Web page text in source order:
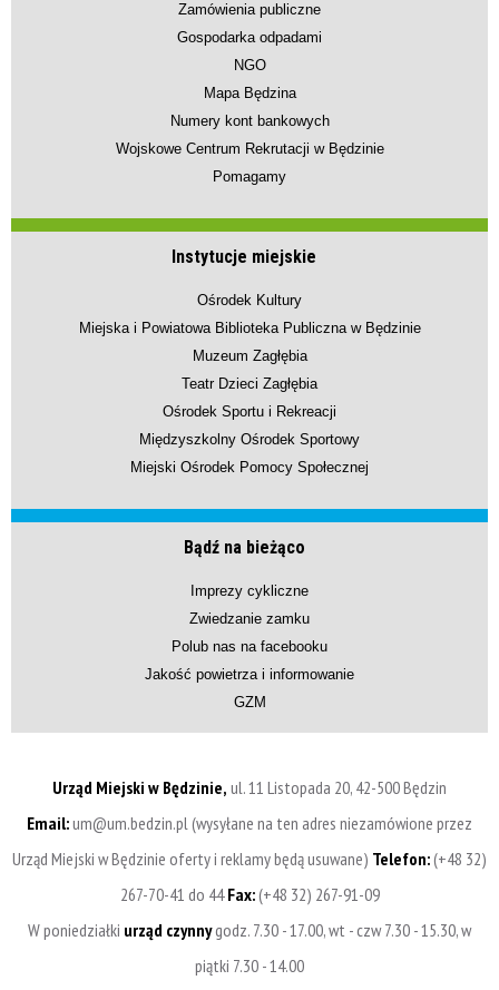
Zamówienia publiczne
Gospodarka odpadami
NGO
Mapa Będzina
Numery kont bankowych
Wojskowe Centrum Rekrutacji w Będzinie
Pomagamy
Instytucje miejskie
Ośrodek Kultury
Miejska i Powiatowa Biblioteka Publiczna w Będzinie
Muzeum Zagłębia
Teatr Dzieci Zagłębia
Ośrodek Sportu i Rekreacji
Międzyszkolny Ośrodek Sportowy
Miejski Ośrodek Pomocy Społecznej
Bądź na bieżąco
Imprezy cykliczne
Zwiedzanie zamku
Polub nas na facebooku
Jakość powietrza i informowanie
GZM
Urząd Miejski w Będzinie, ul. 11 Listopada 20, 42-500 Będzin
Email:um@um.bedzin.pl (wysyłane na ten adres niezamówione przez
Urząd Miejski w Będzinie oferty i reklamy będą usuwane) Telefon:(+48 32)
267-70-41 do 44Fax:(+48 32) 267-91-09
W poniedziałki urząd czynnygodz. 7.30 - 17.00, wt - czw 7.30 - 15.30, w
piątki 7.30 - 14.00